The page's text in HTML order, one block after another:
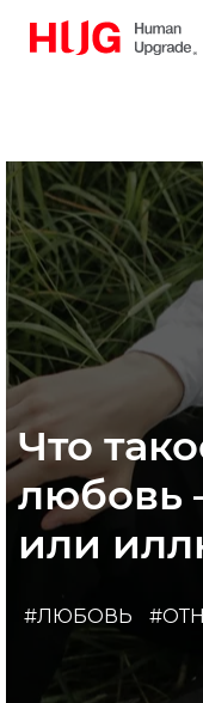
Что
любовь
или
#ЛЮБОВЬ